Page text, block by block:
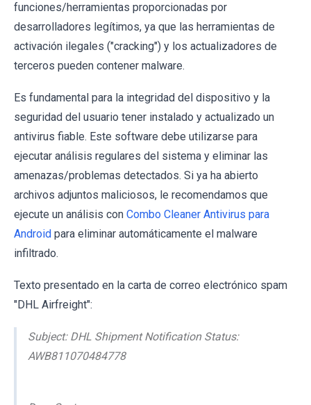
funciones/herramientas proporcionadas por
desarrolladores legítimos, ya que las herramientas de
activación ilegales ("cracking") y los actualizadores de
terceros pueden contener malware.
Es fundamental para la integridad del dispositivo y la
seguridad del usuario tener instalado y actualizado un
antivirus fiable. Este software debe utilizarse para
ejecutar análisis regulares del sistema y eliminar las
amenazas/problemas detectados. Si ya ha abierto
archivos adjuntos maliciosos, le recomendamos que
ejecute un análisis con Combo Cleaner Antivirus para
Android para eliminar automáticamente el malware
infiltrado.
Texto presentado en la carta de correo electrónico spam
"DHL Airfreight":
Subject: DHL Shipment Notification Status:
AWB811070484778